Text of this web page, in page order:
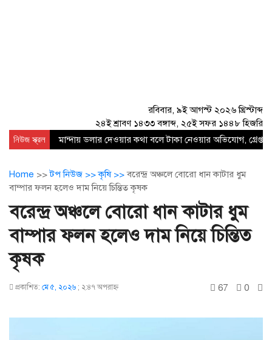
রবিবার, ৯ই আগস্ট ২০২৬ খ্রিস্টাব্দ
২৪ই শ্রাবণ ১৪৩৩ বঙ্গাব্দ, ২৫ই সফর ১৪৪৮ হিজরি
নিউজ স্ক্রল মান্দায় ডলার দেওয়ার কথা বলে টাকা নেওয়ার অভিযোগ,
Home >>টপ নিউজ >>কৃষি >>বরেন্দ্র অঞ্চলে বোরো ধান কাটার ধুম
বাম্পার ফলন হলেও দাম নিয়ে চিন্তিত কৃষক
বরেন্দ্র অঞ্চলে বোরো ধান কাটার ধুম
বাম্পার ফলন হলেও দাম নিয়ে চিন্তিত
কৃষক
প্রকাশিত: মে ৫, ২০২৬ ; ২:৪৭ অপরাহ্ণ 67 0